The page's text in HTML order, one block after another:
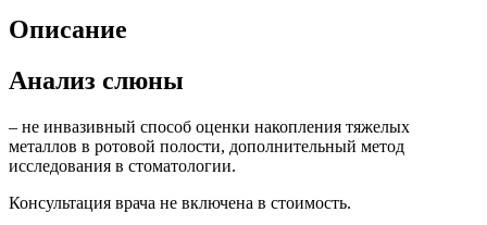
Описание
Анализ слюны
– не инвазивный способ оценки накопления тяжелых
металлов в ротовой полости, дополнительный метод
исследования в стоматологии.
Консультация врача не включена в стоимость.